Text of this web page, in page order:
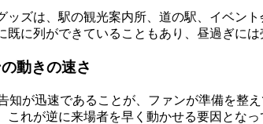
ッズは、駅の観光案内所、道の駅、イベン
既に列ができていることもあり、昼過ぎに
動きの速さ
知が迅速であることが、ファンが準備を整
これが逆に来場者を早く動かせる要因となっ